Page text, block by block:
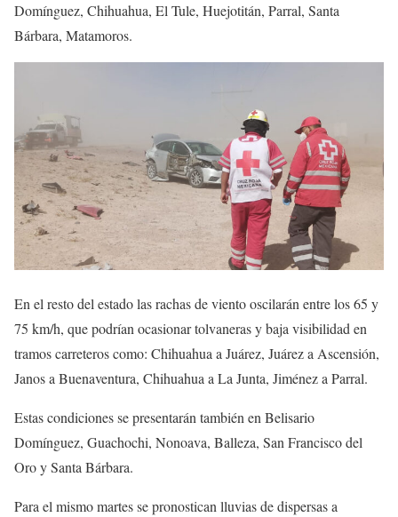
Domínguez, Chihuahua, El Tule, Huejotitán, Parral, Santa
Bárbara, Matamoros.
En el resto del estado las rachas de viento oscilarán entre los 65 y
75 km/h, que podrían ocasionar tolvaneras y baja visibilidad en
tramos carreteros como: Chihuahua a Juárez, Juárez a Ascensión,
Janos a Buenaventura, Chihuahua a La Junta, Jiménez a Parral.
Estas condiciones se presentarán también en Belisario
Domínguez, Guachochi, Nonoava, Balleza, San Francisco del
Oro y Santa Bárbara.
Para el mismo martes se pronostican lluvias de dispersas a